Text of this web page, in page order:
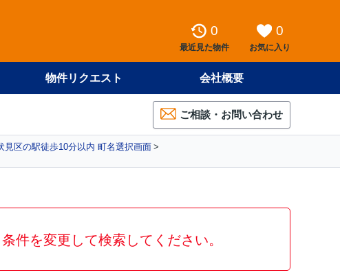
0
最近見た物件
0
お気に入り
物件リクエスト 会社概要
ご相談・お問い合わせ
見区の駅徒歩10分以内 町名選択画面
件を変更して検索してください。